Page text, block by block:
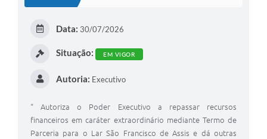
Data: 30/07/2026
Situação: EM VIGOR
Autoria: Executivo
“ Autoriza o Poder Executivo a repassar recursos
financeiros em caráter extraordinário mediante Termo de
Parceria para o Lar São Francisco de Assis e dá outras